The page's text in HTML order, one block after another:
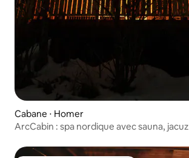
Cabane ⋅ Homer
ArcCabin : spa nordique avec sauna,